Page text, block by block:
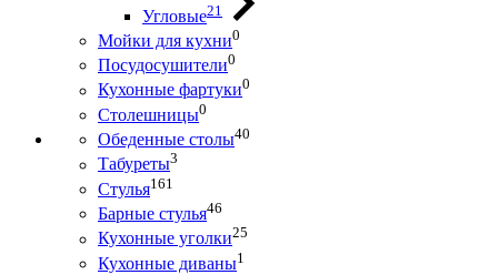
Угловые21
Мойки для кухни0
Посудосушители0
Кухонные фартуки0
Столешницы0
Обеденные столы40
Табуреты3
Стулья161
Барные стулья46
Кухонные уголки25
Кухонные диваны1